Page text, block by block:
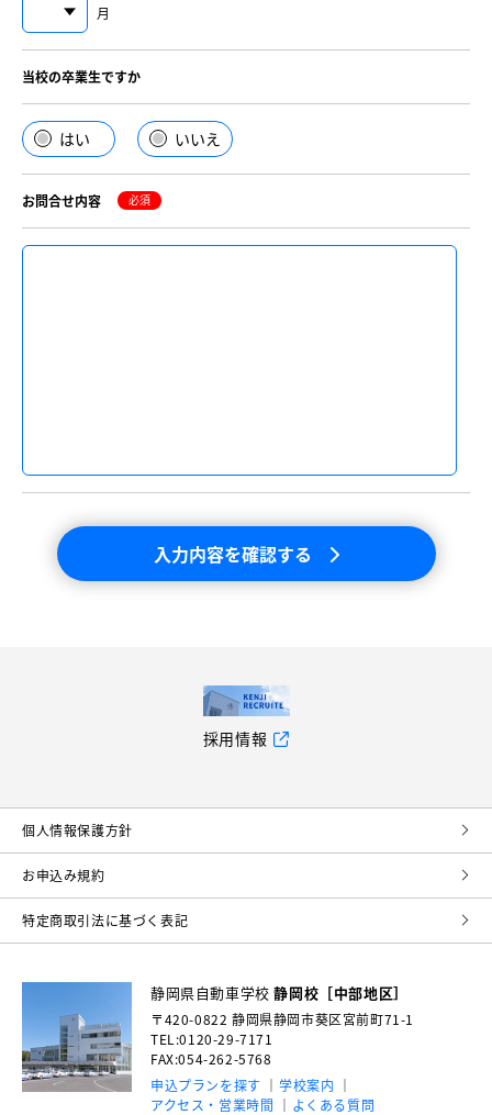
月
当校の卒業生ですか
はい いいえ
お問合せ内容 必須
入力内容を確認する
採用情報
個⼈情報保護⽅針
お申込み規約
特定商取引法に基づく表記
静岡県自動車学校静岡校［中部地区］
〒420-0822 静岡県静岡市葵区宮前町71-1
TEL:0120-29-7171
FAX:054-262-5768
申込プランを探す
学校案内
アクセス・営業時間
よくある質問